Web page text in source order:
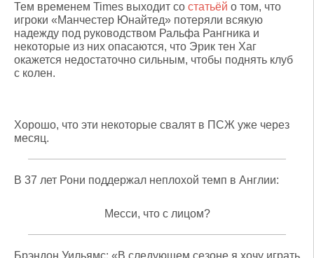
Тем временем Times выходит со статьёй о том, что
игроки «Манчестер Юнайтед» потеряли всякую
надежду под руководством Ральфа Рангника и
некоторые из них опасаются, что Эрик тен Хаг
окажется недостаточно сильным, чтобы поднять клуб
с колен.
Хорошо, что эти некоторые свалят в ПСЖ уже через
месяц.
В 37 лет Рони поддержал неплохой темп в Англии:
Месси, что с лицом?
Брэндон Уильямс: «В следующем сезоне я хочу играть